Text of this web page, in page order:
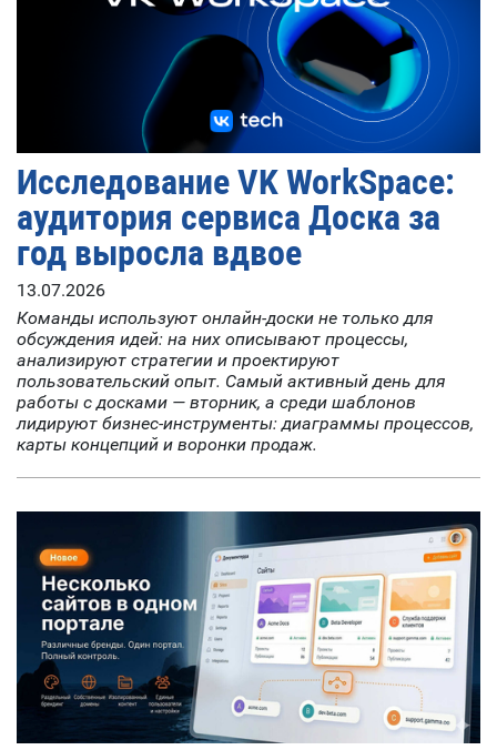
Исследование VK WorkSpace:
аудитория сервиса Доска за
год выросла вдвое
13.07.2026
Команды используют онлайн-доски не только для
обсуждения идей: на них описывают процессы,
анализируют стратегии и проектируют
пользовательский опыт. Самый активный день для
работы с досками — вторник, а среди шаблонов
лидируют бизнес-инструменты: диаграммы процессов,
карты концепций и воронки продаж.